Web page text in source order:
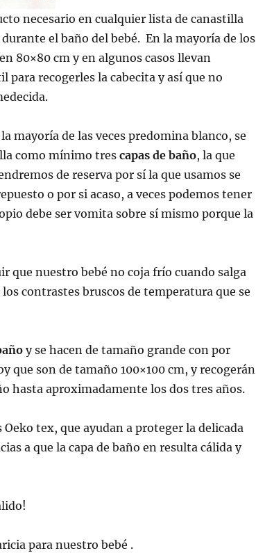
necesario en cualquier lista de canastilla
el baño del bebé. En la mayoría de los
80×80 cm y en algunos casos llevan
para recogerles la cabecita y así que no
mayoría de las veces predomina blanco, se
como mínimo tres capas de baño, la que
de reserva por sí la que usamos se
o por si acaso, a veces podemos tener
debe ser vomita sobre sí mismo porque la
que nuestro bebé no coja frío cuando salga
contrastes bruscos de temperatura que se
y se hacen de tamaño grande con por
que son de tamaño 100×100 cm, y recogerán
hasta aproximadamente los dos tres años.
tex, que ayudan a proteger la delicada
a que la capa de baño en resulta cálida y
para nuestro bebé .